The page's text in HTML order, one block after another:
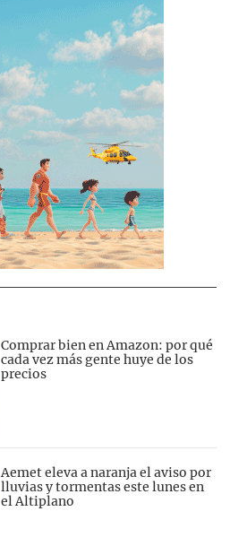
Comprar bien en Amazon: por qué
cada vez más gente huye de los
precios
Aemet eleva a naranja el aviso por
lluvias y tormentas este lunes en
el Altiplano